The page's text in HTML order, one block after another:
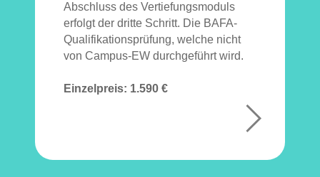
Abschluss des Vertiefungsmoduls
erfolgt der dritte Schritt. Die BAFA-
Qualifikationsprüfung, welche nicht
von Campus-EW durchgeführt wird.
Einzelpreis: 1.590 €